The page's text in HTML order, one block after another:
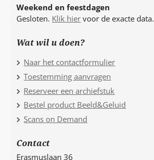
Weekend en feestdagen
Gesloten. Klik hier voor de exacte data.
Wat wil u doen?
Naar het contactformulier
Toestemming aanvragen
Reserveer een archiefstuk
Bestel product Beeld&Geluid
Scans on Demand
Contact
Erasmuslaan 36